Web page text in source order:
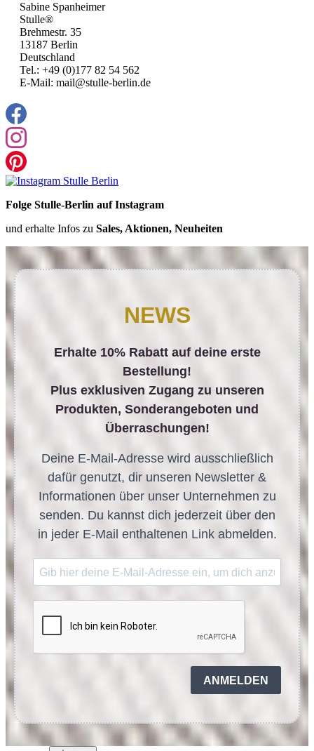
Sabine Spanheimer
Stulle®
Brehmestr. 35
13187 Berlin
Deutschland
Tel.: +49 (0)177 82 54 562
E-Mail: mail@stulle-berlin.de
Folge Stulle-Berlin auf Instagram
und erhalte Infos zu Sales, Aktionen, Neuheiten
NEWS
Erhalte 10% Rabatt auf deine erste
Bestellung!
Plus exklusiven Zugang zu unseren
Produkten, Sonderangeboten und
Überraschungen!
Deine E-Mail-Adresse wird ausschließlich
dafür genutzt, dir unseren Newsletter &
Informationen über unser Unternehmen zu
senden. Du kannst dich jederzeit über den
in jeder E-Mail enthaltenen Link abmelden.
ANMELDEN